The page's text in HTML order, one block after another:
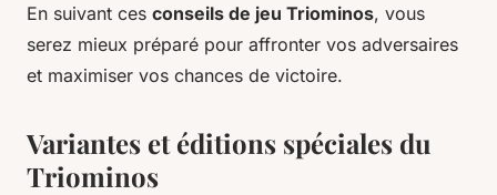
En suivant ces conseils de jeu Triominos, vous
serez mieux préparé pour affronter vos adversaires
et maximiser vos chances de victoire.
Variantes et éditions spéciales du
Triominos